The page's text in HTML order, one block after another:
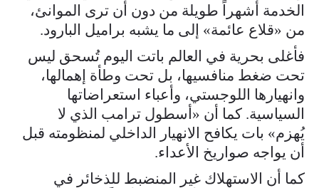
الخدمة أشهراً طويلة من دون أن ترى الموانئ،
من «قلاع عائمة» إلى ما يشبه براميل البارود.
فأغلى بحرية في العالم باتت اليوم تُسحق ليس
تحت ضغط منافسيها، بل تحت وطأة إهمالها،
وانهيارها اللوجستي، وأعباء استعراضاتها
السياسية. كما أن «أسطول ترامب الذي لا
يُهزم» بات يكافح الانهيار الداخلي لمنظومته قبل
أن يواجه صواريخ الأعداء.
كما أن الاستهلاك غير المنضبط للذخائر في